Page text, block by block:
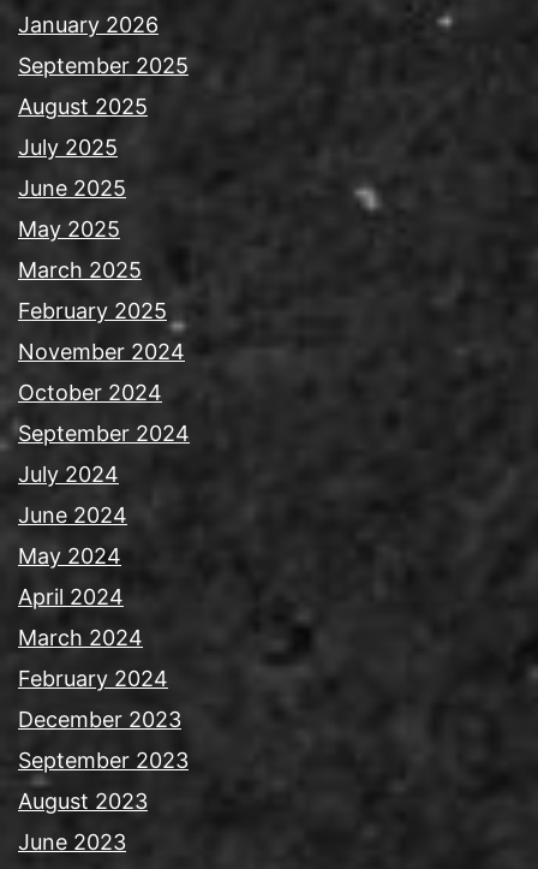
January 2026
September 2025
August 2025
July 2025
June 2025
May 2025
March 2025
February 2025
November 2024
October 2024
September 2024
July 2024
June 2024
May 2024
April 2024
March 2024
February 2024
December 2023
September 2023
August 2023
June 2023